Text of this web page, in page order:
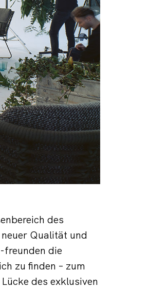
des
Qualität und
freunden die
zu finden – zum
des exklusiven